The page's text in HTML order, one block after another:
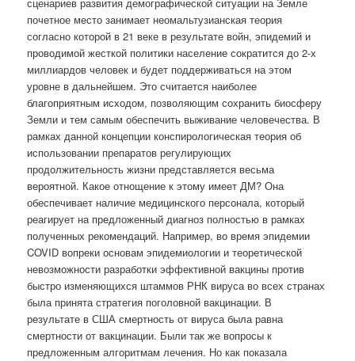
сценариев развития демографической ситуации на Земле
почетное место занимает неомальтузианская теория
согласно которой в 21 веке в результате войн, эпидемий и
проводимой жесткой политики население сократится до 2-х
миллиардов человек и будет поддерживаться на этом
уровне в дальнейшем. Это считается наиболее
благоприятным исходом, позволяющим сохранить биосферу
Земли и тем самым обеспечить выживание человечества. В
рамках данной концепции конспирологическая теория об
использовании препаратов регулирующих
продолжительность жизни представляется весьма
вероятной. Какое отнощение к этому имеет ДМ? Она
обеспечивает наличие медицинского персонала, который
реагирует на предложенный диагноз полностью в рамках
полученных рекомендаций. Например, во время эпидемии
COVID вопреки основам эпидемиологии и теоретической
невозможности разработки эффективной вакцины против
быстро изменяющихся штаммов РНК вируса во всех странах
была принята стратегия поголовной вакцинации. В
результате в США смертность от вируса была равна
смертности от вакцинации. Были так же вопросы к
предложенным алгоритмам лечения. Но как показала